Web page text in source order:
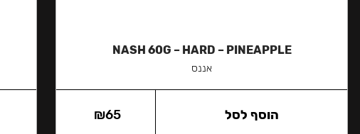
NASH 60G – HARD – PINEAPPLE
אננס
₪65 הוסף לסל